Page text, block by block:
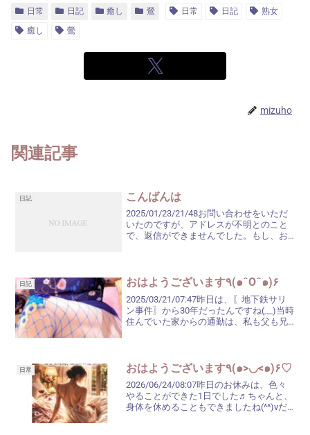
日常 日記 癒し 鶯 日常 日記
熟女
癒し
鶯
mizuho
関連記事
日記 こんばんは
2025/01/23/21/48お問い合わせをいただ
いたのですが、アドレスが不明とのこと
で、返信ができませんでした。もし、お
ージをい...
日記 おはようございます٩(๑ˆOˆ๑)۶
2025/03/21/07:47昨日は、〖地下鉄サリ
ン事件〗から30年だったんですね(__)当時
住んでいた家からの通勤は、私も父も兄
日常 おはようございます٩(๑>◡<๑)۶♡
2026/06/24/08:07昨日のお休みは、色々
やることができた1日でした♬ちゃんと、
身体を休めることもできましたね(^^)vだ